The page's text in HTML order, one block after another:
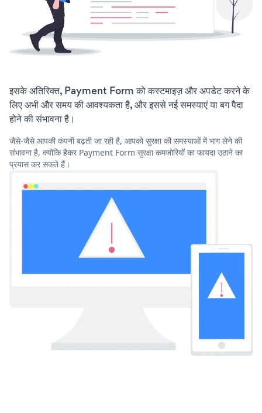
इसके अतिरिक्त, Payment Form को कस्टमाइज़ और अपडेट करने के
लिए अभी और समय की आवश्यकता है, और इससे नई समस्याएं या बग पैदा
होने की संभावना है।
जैसे-जैसे आपकी कंपनी बढ़ती जा रही है, आपको सुरक्षा की समस्याओं में भाग लेने की
संभावना है, क्योंकि हैकर Payment Form सुरक्षा कमजोरियों का फायदा उठाने का
प्रयास कर सकते हैं।